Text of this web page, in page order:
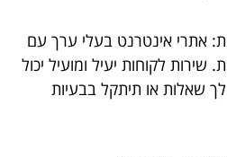
אתרי אינטרנט בעלי ערך עם
שירות לקוחות יעיל ומועיל יכול
שאלות או תיתקל בבעיות